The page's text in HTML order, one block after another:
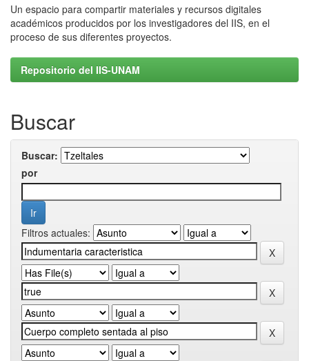
Un espacio para compartir materiales y recursos digitales
académicos producidos por los investigadores del IIS, en el
proceso de sus diferentes proyectos.
Repositorio del IIS-UNAM
Buscar
Buscar:
por
Filtros actuales: